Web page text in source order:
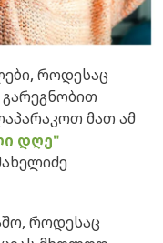
როდესაც
მათ ამ
დღე"
როდესაც